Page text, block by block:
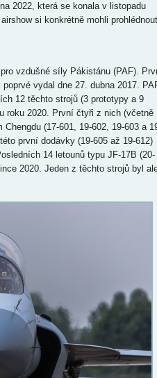
2022, která se konala v listopadu
si konkrétně mohli prohlédnout
vzdušné síly Pákistánu (PAF).
vydal dne 27. dubna 2017.
12 těchto strojů (3 prototypy a 9
roku 2020. První čtyři z nich (včetně
(17-601, 19-602, 19-603 a
první dodávky (19-605 až 19-612)
14 letounů typu JF-17B (20-
2020. Jeden z těchto strojů byl